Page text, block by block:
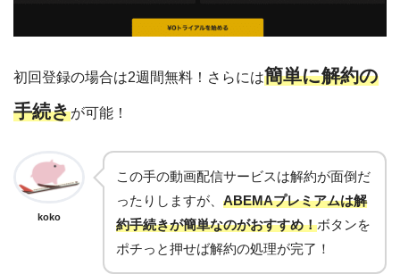
初回登録の場合は2週間無料！さらには簡単に解約の
手続きが可能！
koko
この手の動画配信サービスは解約が面倒だ
ったりしますが、 ABEMAプレミアムは解
約手続きが簡単なのがおすすめ！ボタンを
ポチっと押せば解約の処理が完了！